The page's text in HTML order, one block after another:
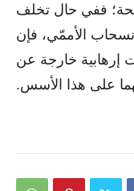
ففي حال تخلف
الأممّي، فإن
إرهابية خارجة عن
على هذا الأسس.